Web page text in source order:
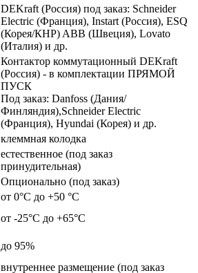
DEKraft (Россия) под заказ: Schneider
Electric (Франция), Instart (Россия), ESQ
(Корея/КНР) ABB (Швеция), Lovato
(Италия) и др.
Контактор коммутационный DEKraft
(Россия) - в комплектации ПРЯМОЙ
ПУСК
Под заказ: Danfoss (Дания/
Финляндия),Schneider Electric
(Франция), Hyundai (Корея) и др.
клеммная колодка
естественное (под заказ
принудительная)
Опционально (под заказ)
от 0°C до +50 °C
от -25°C до +65°C
до 95%
внутреннее размещение (под заказ